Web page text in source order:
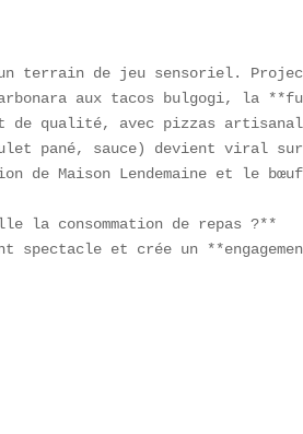
terrain de jeu sensoriel.
aux tacos bulgogi, la
de qualité, avec pizzas
pané, sauce) devient viral
Maison Lendemaine et le
la consommation de repas ?**
et crée un